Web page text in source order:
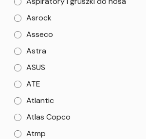
Asrock
Asseco
Astra
ASUS
ATE
Atlantic
Atlas Copco
Atmp